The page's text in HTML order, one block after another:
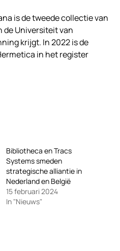
is de tweede collectie van
de Universiteit van
krijgt. In 2022 is de
in het register
Bibliotheca en Tracs
Systems smeden
strategische alliantie in
Nederland en België
15 februari 2024
In "Nieuws"